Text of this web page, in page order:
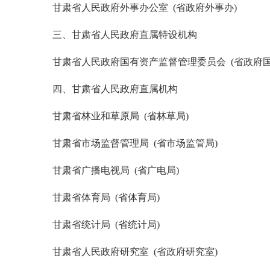
甘肃省人民政府外事办公室 (省政府外事办)
三、甘肃省人民政府直属特设机构
甘肃省人民政府国有资产监督管理委员会 (省政府
四、甘肃省人民政府直属机构
甘肃省林业和草原局 (省林草局)
甘肃省市场监督管理局 (省市场监管局)
甘肃省广播电视局 (省广电局)
甘肃省体育局 (省体育局)
甘肃省统计局 (省统计局)
甘肃省人民政府研究室 (省政府研究室)